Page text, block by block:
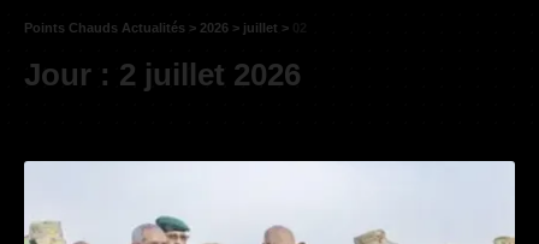
Points Chauds Actualités > 2026 > juillet >
Jour : 2 juillet 2026